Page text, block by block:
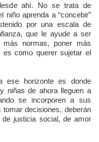
ahí. No se trata de
niño aprenda a “concebir”
por una escala de
que le ayude a ser
normas, poner más
es como querer sujetar el
ese horizonte es donde
niñas de ahora lleguen a
se incorporen a sus
decisiones, deberán
justicia social, de amor